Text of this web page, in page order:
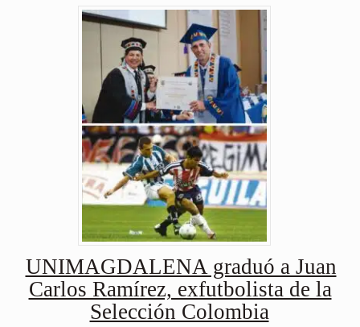
UNIMAGDALENA graduó a Juan
Carlos Ramírez, exfutbolista de la
Selección Colombia